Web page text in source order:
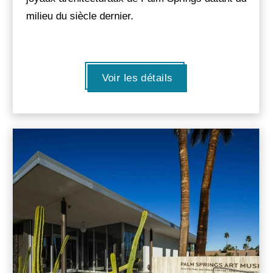
milieu du siècle dernier.
Voir les détails